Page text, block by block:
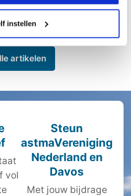
instellen
artikelen
vol
Steun
astmaVereniging
Nederland en
Davos
Met jouw bijdrage